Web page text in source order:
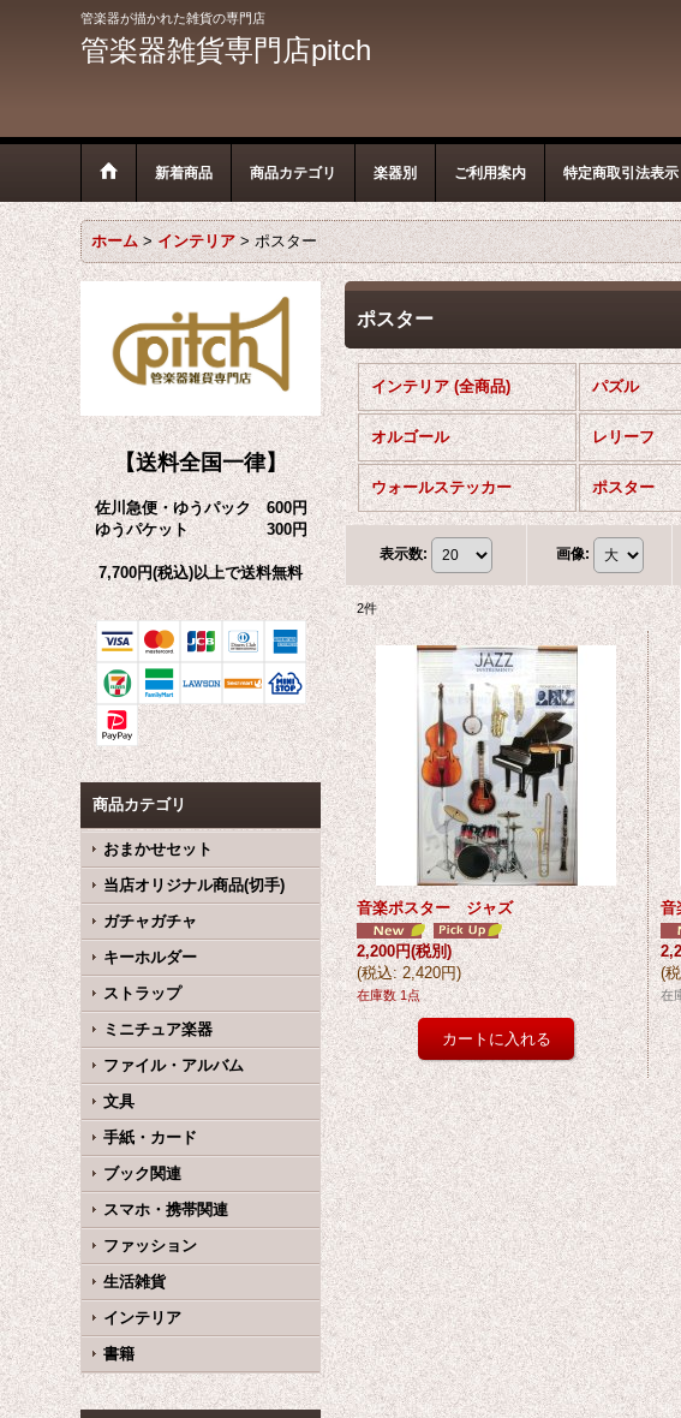
管楽器が描かれた雑貨の専門店
管楽器雑貨専門店pitch
新着商品 商品カテゴリ 楽器別 ご利用案内 特定商取引法表示
ホーム > インテリア > ポスター
【送料全国一律】
佐川急便・ゆうパック 600円
ゆうパケット 300円
7,700円(税込)以上で送料無料
商品カテゴリ
おまかせセット
当店オリジナル商品(切手)
ガチャガチャ
キーホルダー
ストラップ
ミニチュア楽器
ファイル・アルバム
文具
手紙・カード
ブック関連
スマホ・携帯関連
ファッション
生活雑貨
インテリア
書籍
ポスター
インテリア (全商品) パズル
オルゴール レリーフ
ウォールステッカー ポスター
表示数: 画像:
2件
音楽ポスター ジャズ
2,200円(税別)
(税込: 2,420円)
在庫数 1点
(
在